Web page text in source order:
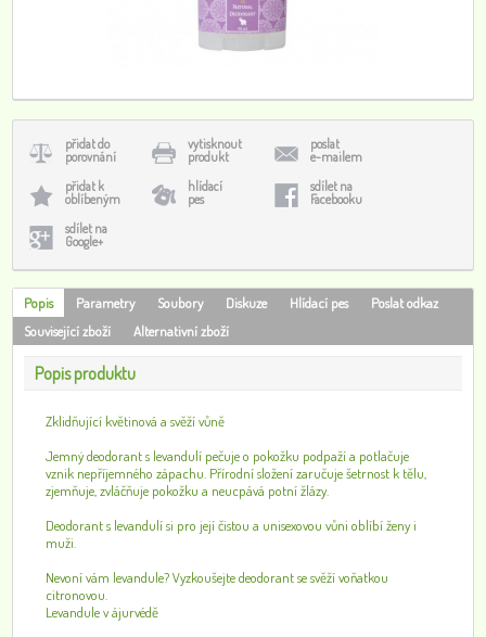
přidat do
porovnání
vytisknout
produkt
poslat
e-mailem
přidat k
oblíbeným
hlídací
pes
sdílet na
Facebooku
sdílet na
Google+
Popis Parametry Soubory Diskuze Hlídací pes
Poslat odkaz
Související zboží
Alternativní zboží
Popis produktu
Zklidňující květinová a svěží vůně
Jemný deodorant s levandulí pečuje o pokožku podpaží a potlačuje
vznik nepříjemného zápachu. Přírodní složení zaručuje šetrnost k tělu,
zjemňuje, zvláčňuje pokožku a neucpává potní žlázy.
Deodorant s levandulí si pro její čistou a unisexovou vůni oblíbí ženy i
muži.
Nevoní vám levandule? Vyzkoušejte deodorant se svěží voňatkou
citronovou.
Levandule v ájurvédě